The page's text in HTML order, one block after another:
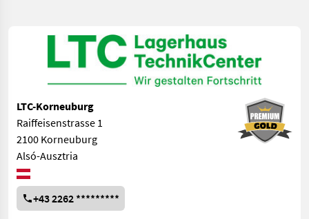
LTC-Korneuburg
Raiffeisenstrasse 1
2100 Korneuburg
Alsó-Ausztria
+43 2262 *********